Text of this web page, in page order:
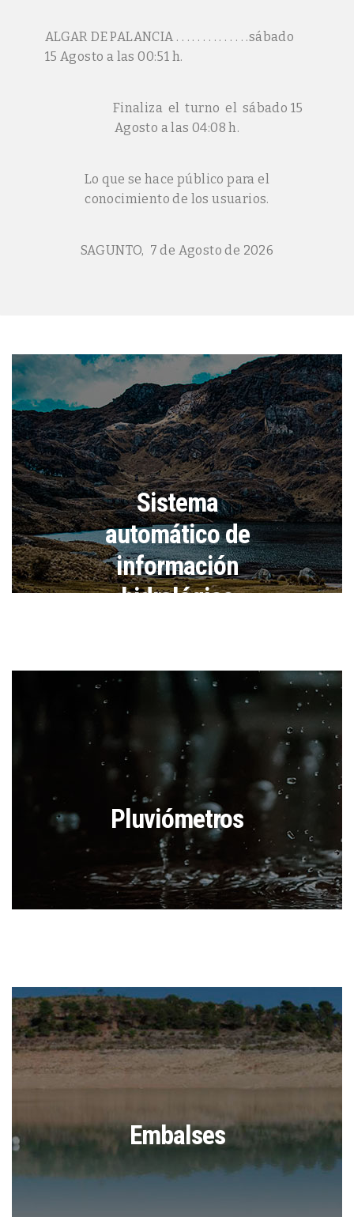
ALGAR DE PALANCIA . . . . . . . . . . . . . .sábado
15 Agosto a las 00:51 h.
Finaliza el turno el sábado 15
Agosto a las 04:08 h.
Lo que se hace público para el
conocimiento de los usuarios.
SAGUNTO, 7 de Agosto de 2026
Sistema
automático de
información
hidrológica
Pluviómetros
Embalses